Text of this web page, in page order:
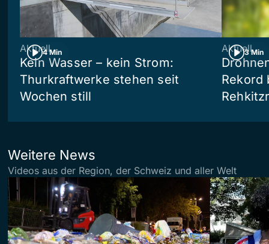
4 Min
Aktuell
Kein Wasser – kein Strom:
Thurkraftwerke stehen seit
Wochen still
3 Min
Aktuell
Rekord
Weitere News
Videos aus der Region, der Schweiz und aller Welt